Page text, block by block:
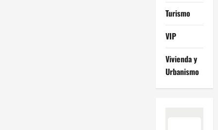
Turismo
VIP
Vivienda y
Urbanismo